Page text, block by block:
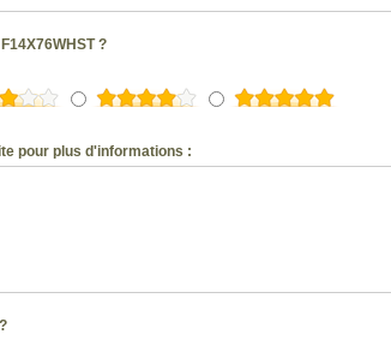
?
pour plus d'informations :